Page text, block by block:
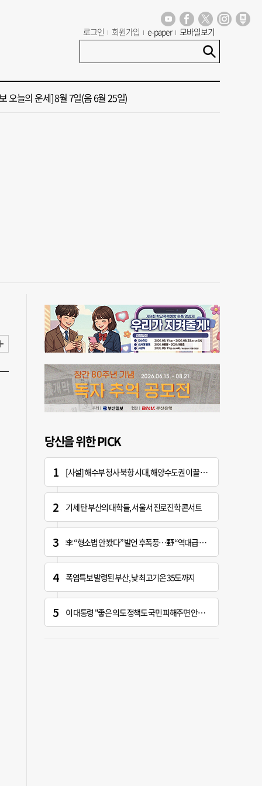
로그인 회원가입 e-paper 모바일보기
신청사, 북항 재개발 부지 복합항만지구 확정
보 오늘의 운세] 8월 7일(음 6월 25일)
해양수산부’ 2030년 부산 북항시대 연다
당신을 위한 PICK
[사설] 해수부 청사 북항 시대, 해양수도권 이끌 구심점 돼야
기세 탄 부산의 대학들, 서울서 진로진학 콘서트
李 “형소법 안 봤다” 발언 후폭풍…野 “역대급 망언”
폭염특보 발령된 부산, 낮 최고기온 35도까지
이 대통령 "좋은 의도 정책도 국민 피해주면 안하느니만 못해"